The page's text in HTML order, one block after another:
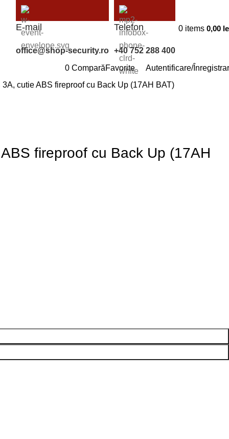
E-mail
office@shop-security.ro
Telefon
+40 752 288 400
0 items 0,00
0 ComparăFavorite
Autentificare/
cutie ABS fireproof cu Back Up (17AH BAT)
fireproof cu Back Up (17AH